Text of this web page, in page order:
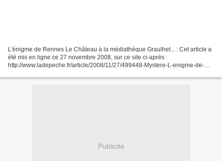
L'énigme de Rennes Le Château à la médiathèque Graulhet... : Cet article a
été mis en ligne ce 27 novembre 2008, sur ce site ci-après :
http://www.ladepeche.fr/article/2008/11/27/499448-Mystere-L-enigme-de-
Publicité